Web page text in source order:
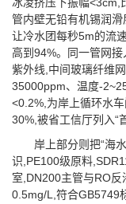
管内壁无铅有机锡润
让冷水团每秒5m的流
高到94%。同一管网接
紫外线,中间玻璃纤维
35000ppm、温度-
<0.2%,为岸上循环水
30%,被省工信厅列入“
岸上部分则把“海水”
识,PE100级原料
室,DN200主管与RO
0.5mg/L,符合GB5749